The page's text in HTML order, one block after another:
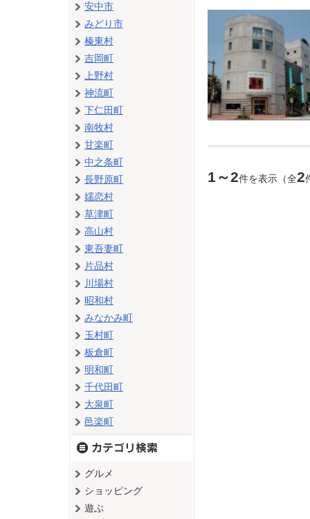
1～2件を表示（全2
安中市
みどり市
榛東村
吉岡町
上野村
神流町
下仁田町
南牧村
甘楽町
中之条町
長野原町
嬬恋村
草津町
高山村
東吾妻町
片品村
川場村
昭和村
みなかみ町
玉村町
板倉町
明和町
千代田町
大泉町
邑楽町
グルメ
ショッピング
遊ぶ